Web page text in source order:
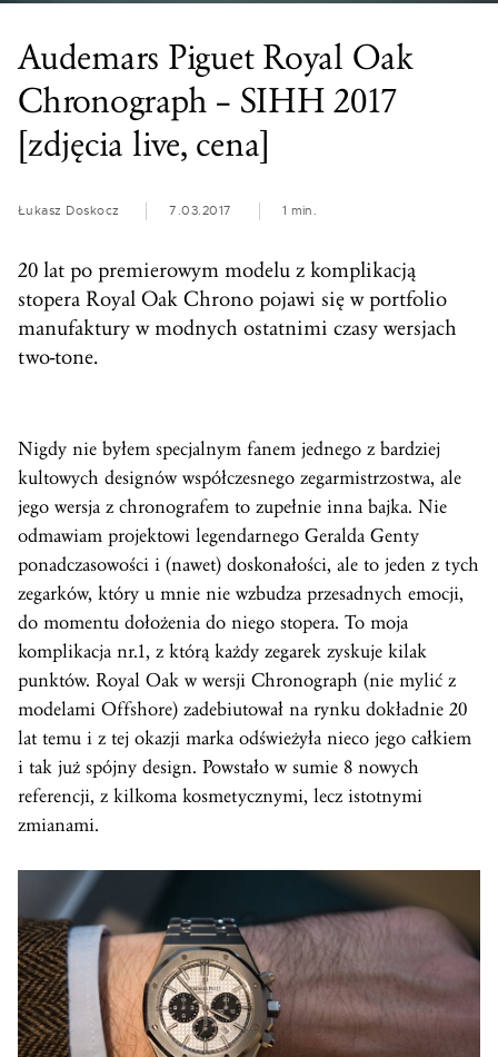
Audemars Piguet Royal Oak
Chronograph – SIHH 2017
[zdjęcia live, cena]
Łukasz Doskocz 7.03.2017 1 min.
20 lat po premierowym modelu z komplikacją
stopera Royal Oak Chrono pojawi się w portfolio
manufaktury w modnych ostatnimi czasy wersjach
two-tone.
Nigdy nie byłem specjalnym fanem jednego z bardziej
kultowych designów współczesnego zegarmistrzostwa, ale
jego wersja z chronografem to zupełnie inna bajka. Nie
odmawiam projektowi legendarnego Geralda Genty
ponadczasowości i (nawet) doskonałości, ale to jeden z tych
zegarków, który u mnie nie wzbudza przesadnych emocji,
do momentu dołożenia do niego stopera. To moja
komplikacja nr.1, z którą każdy zegarek zyskuje kilak
punktów. Royal Oak w wersji Chronograph (nie mylić z
modelami Offshore) zadebiutował na rynku dokładnie 20
lat temu i z tej okazji marka odświeżyła nieco jego całkiem
i tak już spójny design. Powstało w sumie 8 nowych
referencji, z kilkoma kosmetycznymi, lecz istotnymi
zmianami.